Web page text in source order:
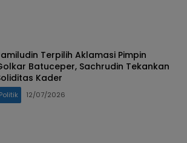
Terpilih Aklamasi Pimpin
Batuceper, Sachrudin Tekankan
Kader
Politik 12/07/2026